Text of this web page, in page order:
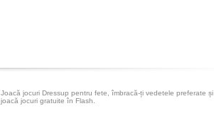
Joacă jocuri Dressup pentru fete, îmbracă-ți vedetele preferate și
joacă jocuri gratuite în Flash.